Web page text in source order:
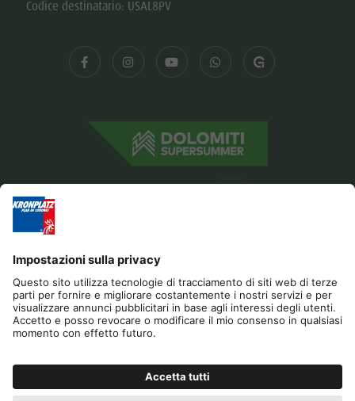
Codice destinatario: USAL8PV
Editoria Privacy Dichiarazione di accessibilità